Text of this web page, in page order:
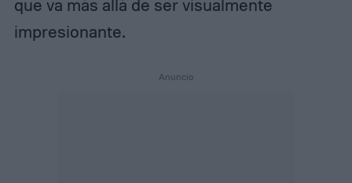
que va más allá de ser visualmente
impresionante.